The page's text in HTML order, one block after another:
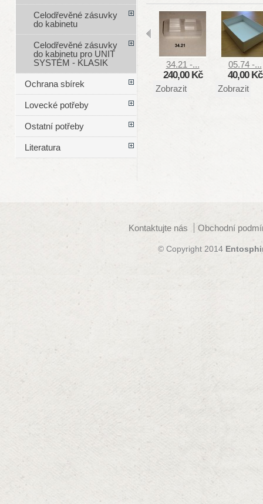
34.21 -...
240,00 Kč
Zobrazit
05.74 -...
40,00 Kč
Zobrazit
Celodřevěné zásuvky
do kabinetu
Celodřevěné zásuvky
do kabinetu pro UNIT
SYSTÉM - KLASIK
Ochrana sbírek
Lovecké potřeby
Ostatní potřeby
Literatura
Kontaktujte nás Obchodní
© Copyright 2014